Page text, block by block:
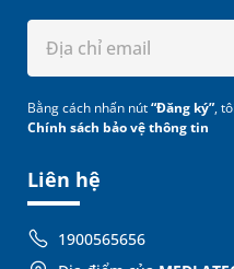
Liên hệ
1900565656
Bằng cách nhấn nút“Đăng ký”,
Chính sách bảo vệ thông tin